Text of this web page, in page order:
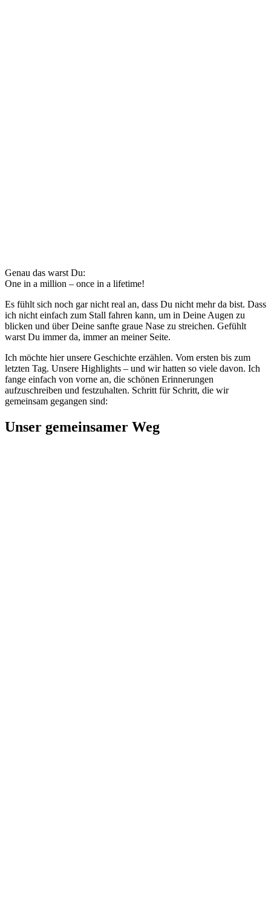
Genau das warst Du:
One in a million – once in a lifetime!
Es fühlt sich noch gar nicht real an, dass Du nicht mehr da bist. Dass
ich nicht einfach zum Stall fahren kann, um in Deine Augen zu
blicken und über Deine sanfte graue Nase zu streichen. Gefühlt
warst Du immer da, immer an meiner Seite.
Ich möchte hier unsere Geschichte erzählen. Vom ersten bis zum
letzten Tag. Unsere Highlights – und wir hatten so viele davon. Ich
fange einfach von vorne an, die schönen Erinnerungen
aufzuschreiben und festzuhalten. Schritt für Schritt, die wir
gemeinsam gegangen sind:
Unser gemeinsamer Weg